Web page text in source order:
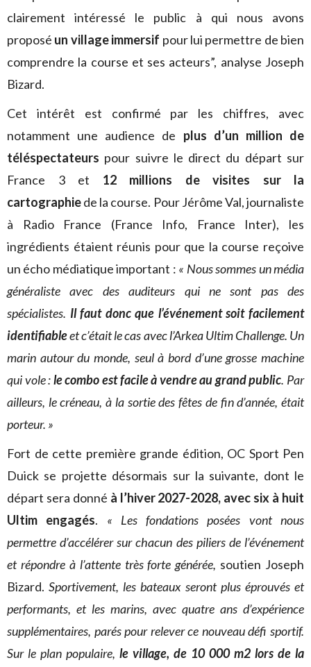
clairement intéressé le public à qui nous avons
proposé un village immersif pour lui permettre de bien
comprendre la course et ses acteurs”, analyse Joseph
Bizard.
Cet intérêt est confirmé par les chiffres, avec
notamment une audience de plus d’un million de
téléspectateurs pour suivre le direct du départ sur
France 3 et 12 millions de visites sur la
cartographiede la course. Pour Jérôme Val, journaliste
à Radio France (France Info, France Inter), les
ingrédients étaient réunis pour que la course reçoive
un écho médiatique important : « Nous sommes un média
généraliste avec des auditeurs qui ne sont pas des
spécialistes. Il faut donc que l’événement soit facilement
identifiableet c’était le cas avec l’Arkea Ultim Challenge. Un
marin autour du monde, seul à bord d’une grosse machine
qui vole :le combo est facile à vendre au grand public. Par
ailleurs, le créneau, à la sortie des fêtes de fin d’année, était
porteur. »
Fort de cette première grande édition, OC Sport Pen
Duick se projette désormais sur la suivante, dont le
départ sera donné à l’hiver 2027-2028, avec six à huit
Ultim engagés. « Les fondations posées vont nous
permettre d’accélérer sur chacun des piliers de l’événement
et répondre à l’attente très forte générée, soutien Joseph
Bizard.Sportivement, les bateaux seront plus éprouvés et
performants, et les marins, avec quatre ans d’expérience
supplémentaires, parés pour relever ce nouveau défi sportif.
Sur le plan populaire, le village, de 10 000 m2 lors de la